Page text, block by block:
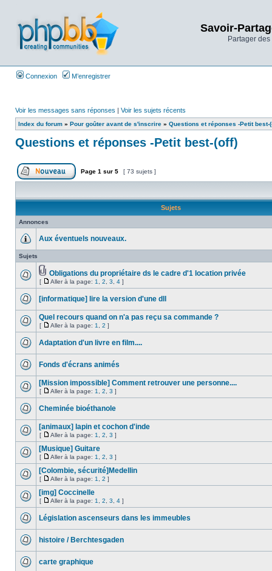
Savoir-
Partager
Connexion M’enregistrer
Voir les messages sans réponses | Voir les sujets récents
Index du forum » Pour goûter avant de s'inscrire » Questions et réponses -Petit best-
Questions et réponses -Petit best-(off)
Page 1 sur 5 [ 73 sujets ]
Sujets
Annonces
Aux éventuels nouveaux.
Sujets
Obligations du propriétaire ds le cadre d'1 location privée
[ Aller à la page: 1 2 3 4 ]
[informatique] lire la version d'une dll
Quel recours quand on n'a pas reçu sa commande ?
[ Aller à la page: 1 2 ]
Adaptation d'un livre en film....
Fonds d'écrans animés
[Mission impossible] Comment retrouver une personne....
[ Aller à la page: 1 2 3 ]
Cheminée bioéthanole
[animaux] lapin et cochon d'inde
[ Aller à la page: 1 2 3 ]
[Musique] Guitare
[ Aller à la page: 1 2 3 ]
[Colombie, sécurité]Medellin
[ Aller à la page: 1 2 ]
[img] Coccinelle
[ Aller à la page: 1 2 3 4 ]
Législation ascenseurs dans les immeubles
histoire / Berchtesgaden
carte graphique